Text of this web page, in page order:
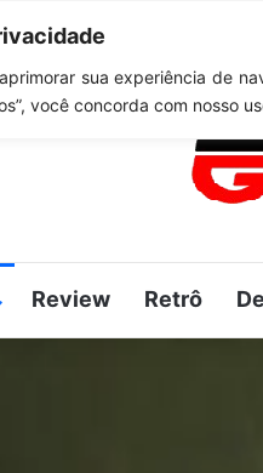
sua experiência de
você concorda com nosso
6 2026
Review Retrô